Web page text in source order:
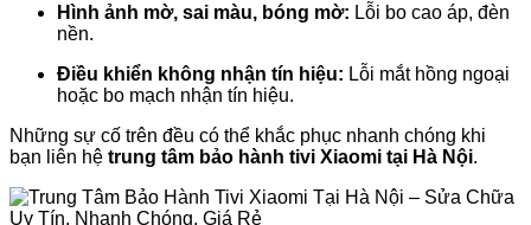
Hình ảnh mờ, sai màu, bóng mờ: Lỗi bo cao áp, đèn
nền.
Điều khiển không nhận tín hiệu: Lỗi mắt hồng ngoại
hoặc bo mạch nhận tín hiệu.
Những sự cố trên đều có thể khắc phục nhanh chóng khi
bạn liên hệ trung tâm bảo hành tivi Xiaomi tại Hà Nội.